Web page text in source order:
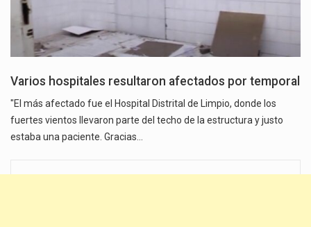
Varios hospitales resultaron afectados por temporal
"El más afectado fue el Hospital Distrital de Limpio, donde los
fuertes vientos llevaron parte del techo de la estructura y justo
estaba una paciente. Gracias…